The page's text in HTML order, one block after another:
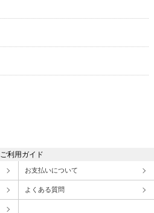
ご利用ガイド
お支払いについて
よくある質問